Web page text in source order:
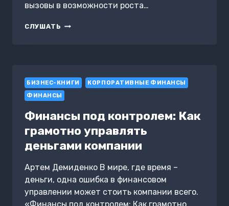
вызовы в возможности роста…
СЛУШАТЬ РЕСУРСЫ
БИЗНЕС-КНИГИ
КОРПОРАТИВНЫЕ ФИНАНСЫ
ФИНАНСЫ
Финансы под контролем: Как
грамотно управлять
деньгами компании
Артем Демиденко В мире, где время –
деньги, одна ошибка в финансовом
управлении может стоить компании всего.